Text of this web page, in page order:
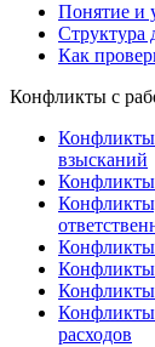
Понятие и
Структура
Как
Конфликты с
взысканий
Конфликты
Конфликты
Конфликты
Конфликты
расходов